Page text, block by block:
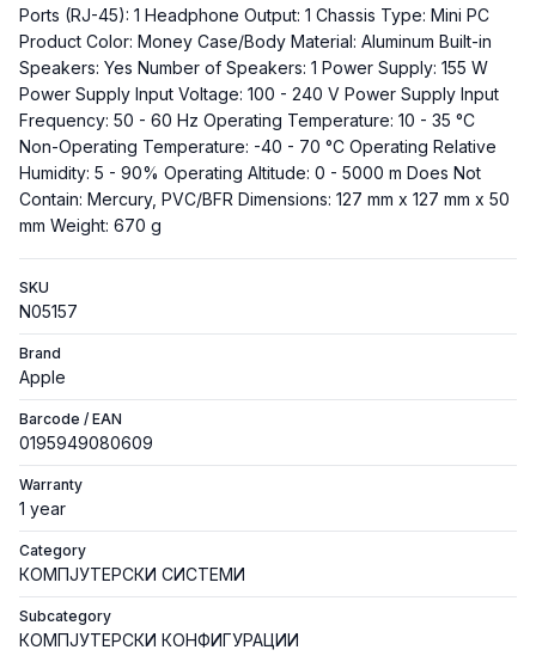
Ports (RJ-45): 1 Headphone Output: 1 Chassis Type: Mini PC
Product Color: Money Case/Body Material: Aluminum Built-in
Speakers: Yes Number of Speakers: 1 Power Supply: 155 W
Power Supply Input Voltage: 100 - 240 V Power Supply Input
Frequency: 50 - 60 Hz Operating Temperature: 10 - 35 °C
Non-Operating Temperature: -40 - 70 °C Operating Relative
Humidity: 5 - 90% Operating Altitude: 0 - 5000 m Does Not
Contain: Mercury, PVC/BFR Dimensions: 127 mm x 127 mm x 50
mm Weight: 670 g
SKU
N05157
Brand
Apple
Barcode / EAN
0195949080609
Warranty
1 year
Category
КОМПЈУТЕРСКИ СИСТЕМИ
Subcategory
КОМПЈУТЕРСКИ КОНФИГУРАЦИИ